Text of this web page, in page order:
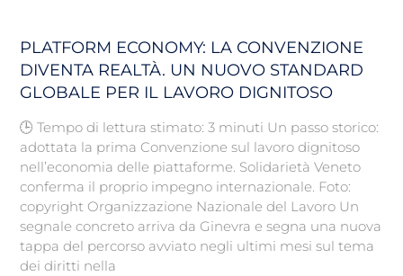
PLATFORM ECONOMY: LA CONVENZIONE
DIVENTA REALTÀ. UN NUOVO STANDARD
GLOBALE PER IL LAVORO DIGNITOSO
🕒 Tempo di lettura stimato: 3 minuti Un passo storico:
adottata la prima Convenzione sul lavoro dignitoso
nell’economia delle piattaforme. Solidarietà Veneto
conferma il proprio impegno internazionale. Foto:
copyright Organizzazione Nazionale del Lavoro Un
segnale concreto arriva da Ginevra e segna una nuova
tappa del percorso avviato negli ultimi mesi sul tema
dei diritti nella